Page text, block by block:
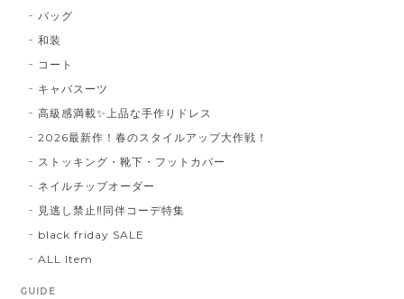
バッグ
和装
コート
キャバスーツ
高級感満載✨上品な手作りドレス
2026最新作！春のスタイルアップ大作戦！
ストッキング・靴下・フットカバー
ネイルチップオーダー
見逃し禁止‼同伴コーデ特集
black friday SALE
ALL Item
GUIDE